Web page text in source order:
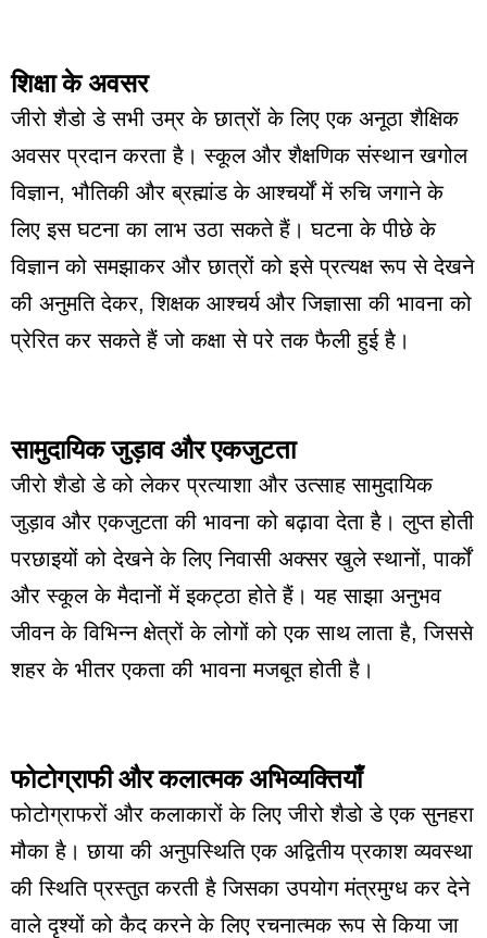
शिक्षा के अवसर
जीरो शैडो डे सभी उम्र के छात्रों के लिए एक अनूठा शैक्षिक
अवसर प्रदान करता है। स्कूल और शैक्षणिक संस्थान खगोल
विज्ञान, भौतिकी और ब्रह्मांड के आश्चर्यों में रुचि जगाने के
लिए इस घटना का लाभ उठा सकते हैं। घटना के पीछे के
विज्ञान को समझाकर और छात्रों को इसे प्रत्यक्ष रूप से देखने
की अनुमति देकर, शिक्षक आश्चर्य और जिज्ञासा की भावना को
प्रेरित कर सकते हैं जो कक्षा से परे तक फैली हुई है।
सामुदायिक जुड़ाव और एकजुटता
जीरो शैडो डे को लेकर प्रत्याशा और उत्साह सामुदायिक
जुड़ाव और एकजुटता की भावना को बढ़ावा देता है। लुप्त होती
परछाइयों को देखने के लिए निवासी अक्सर खुले स्थानों, पार्कों
और स्कूल के मैदानों में इकट्ठा होते हैं। यह साझा अनुभव
जीवन के विभिन्न क्षेत्रों के लोगों को एक साथ लाता है, जिससे
शहर के भीतर एकता की भावना मजबूत होती है।
फोटोग्राफी और कलात्मक अभिव्यक्तियाँ
फोटोग्राफरों और कलाकारों के लिए जीरो शैडो डे एक सुनहरा
मौका है। छाया की अनुपस्थिति एक अद्वितीय प्रकाश व्यवस्था
की स्थिति प्रस्तुत करती है जिसका उपयोग मंत्रमुग्ध कर देने
वाले दृश्यों को कैद करने के लिए रचनात्मक रूप से किया जा